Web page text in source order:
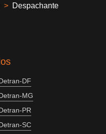
> Despachante
DF
MG
PR
SC